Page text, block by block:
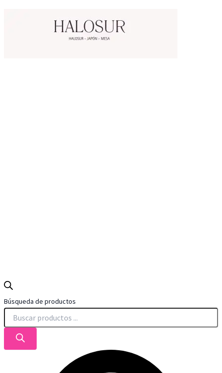
Búsqueda de productos